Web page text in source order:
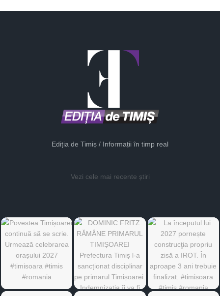
Ediția de Timiș / Informații în timp real
Vezi cele mai recente știri